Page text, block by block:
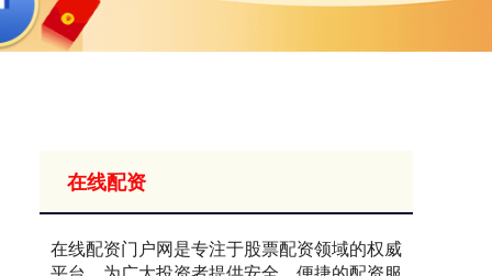
在线配资
在线配资门户网是专注于股票配资领域的权威